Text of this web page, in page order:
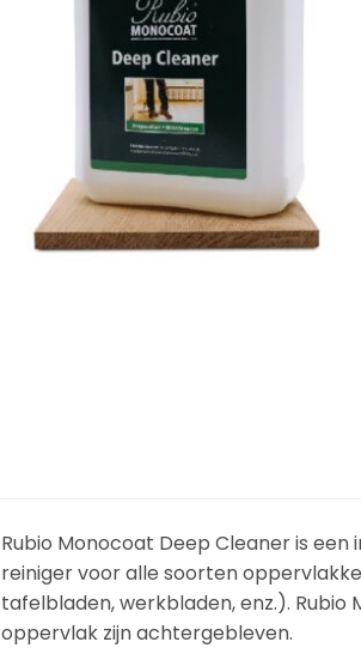
Rubio Monocoat Deep Cleaner is
reiniger voor alle soorten
tafelbladen, werkbladen, enz.).
oppervlak zijn achtergebleven.